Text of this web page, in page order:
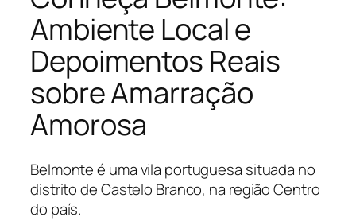
Ambiente Local e
Depoimentos Reais
sobre Amarração
Amorosa
Belmonte é uma vila portuguesa situada no
distrito de Castelo Branco, na região Centro
do país.